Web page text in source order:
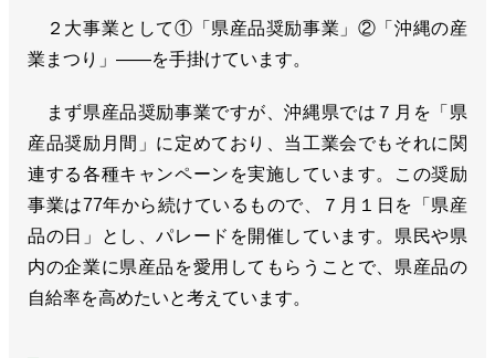
２大事業として①「県産品奨励事業」②「沖縄の産
業まつり」――を手掛けています。
まず県産品奨励事業ですが、沖縄県では７月を「県
産品奨励月間」に定めており、当工業会でもそれに関
連する各種キャンペーンを実施しています。この奨励
事業は77年から続けているもので、７月１日を「県産
品の日」とし、パレードを開催しています。県民や県
内の企業に県産品を愛用してもらうことで、県産品の
自給率を高めたいと考えています。